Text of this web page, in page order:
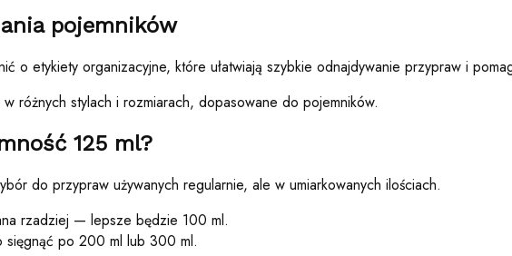
pojemników
o etykiety organizacyjne, które ułatwiają szybkie odnajdywanie przypraw i
różnych stylach i rozmiarach, dopasowane do pojemników.
125 ml?
do przypraw używanych regularnie, ale w umiarkowanych ilościach.
rzadziej — lepsze będzie 100 ml.
sięgnąć po 200 ml lub 300 ml.